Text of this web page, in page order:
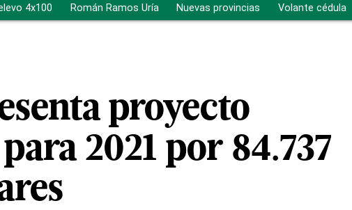
4x100 Román Ramos Uría Nuevas provincias Volante cédula
proyecto
2021 por 84.737